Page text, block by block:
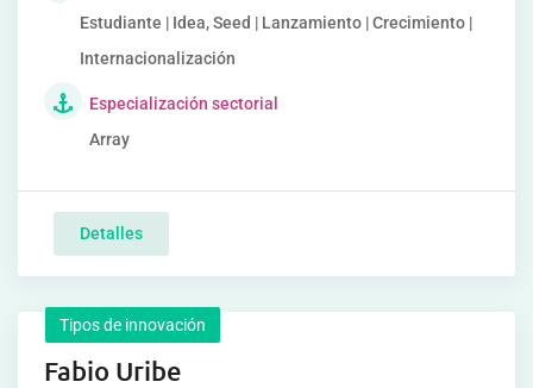
Estudiante | Idea, Seed | Lanzamiento | Crecimiento |
Internacionalización
Especialización sectorial
Array
Detalles
Tipos de innovación
Fabio Uribe